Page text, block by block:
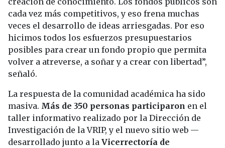
cada vez más competitivos, y eso frena muchas
veces el desarrollo de ideas arriesgadas. Por eso
hicimos todos los esfuerzos presupuestarios
posibles para crear un fondo propio que permita
volver a atreverse, a soñar y a crear con libertad”,
señaló.
La respuesta de la comunidad académica ha sido
masiva. Más de 350 personas participaron en el
taller informativo realizado por la Dirección de
Investigación de la VRIP, y el nuevo sitio web —
desarrollado junto a la Vicerrectoría de